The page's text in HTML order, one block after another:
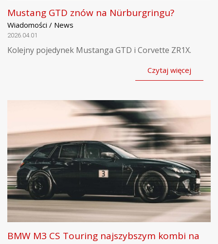
Mustang GTD znów na Nürburgringu?
Wiadomości / News
2026.04.01
Kolejny pojedynek Mustanga GTD i Corvette ZR1X.
Czytaj więcej
BMW M3 CS Touring najszybszym kombi na